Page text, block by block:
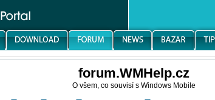
forum.WMHelp.cz
O všem, co souvisí s Windows Mobile